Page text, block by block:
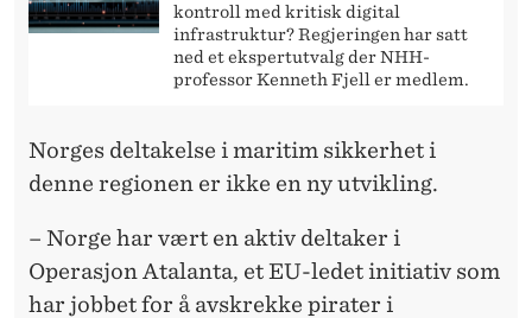
kontroll med kritisk digital
infrastruktur? Regjeringen har satt
ned et ekspertutvalg der NHH-
professor Kenneth Fjell er medlem.
Norges deltakelse i maritim sikkerhet i
denne regionen er ikke en ny utvikling.
– Norge har vært en aktiv deltaker i
Operasjon Atalanta, et EU-ledet initiativ som
har jobbet for å avskrekke pirater i